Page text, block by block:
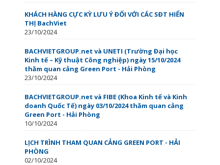
KHÁCH HÀNG CỰC KỲ LƯU Ý ĐỐI VỚI CÁC SĐT HIỂN
THỊ BachViet
23/10/2024
BACHVIETGROUP.net và UNETI (Trường Đại học
Kinh tế – Kỹ thuật Công nghiệp) ngày 15/10/2024
thăm quan cảng Green Port - Hải Phòng
23/10/2024
BACHVIETGROUP.net và FIBE (Khoa Kinh tế và Kinh
doanh Quốc Tế) ngày 03/10/2024 thăm quan cảng
Green Port - Hải Phòng
10/10/2024
LỊCH TRÌNH THAM QUAN CẢNG GREEN PORT - HẢI
PHÒNG
02/10/2024